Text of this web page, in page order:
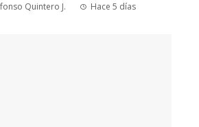
Quintero J. Hace 5 días